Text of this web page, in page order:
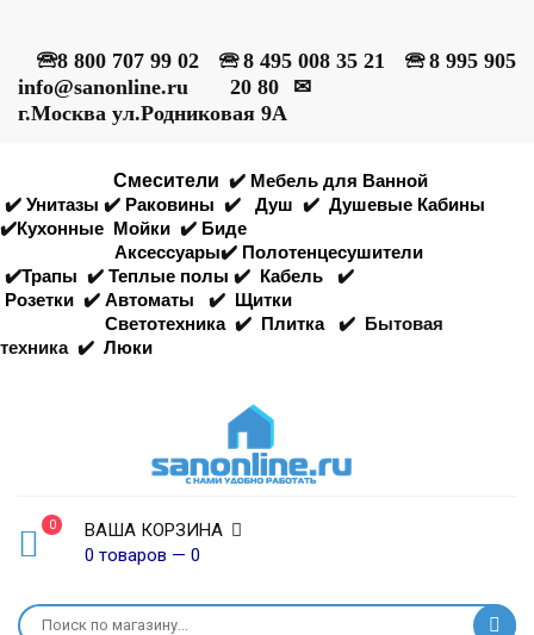
🕾8 800 707 99 02 🕾 8 495 008 35 21 🕾 8 995 905
20 80
✉
info@sanonline.ru
г.Москва ул.Родниковая 9А
Смесители ✔️ Мебель для Ванной
✔️ Унитазы ✔️ Раковины ✔️ Душ ✔️ Душевые Кабины
✔️Кухонные Мойки ✔️ Биде
Аксессуары✔️ Полотенцесушители
✔️Трапы ✔️ Теплые полы ✔️ Кабель
✔️
Розетки ✔️ Автоматы ✔️ Щитки
Светотехника ✔️ Плитка ✔️ Бытовая
техника ✔️ Люки
0
ВАША КОРЗИНА
0 товаров — 0